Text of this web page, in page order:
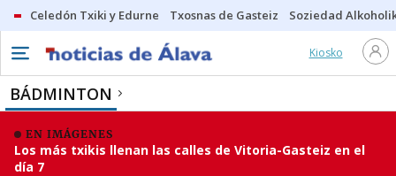
Celedón Txiki y Edurne Txosnas de Gasteiz Soziedad
Kiosko
BÁDMINTON
EN IMÁGENES
Los más txikis llenan las calles de Vitoria-Gasteiz en el
día 7